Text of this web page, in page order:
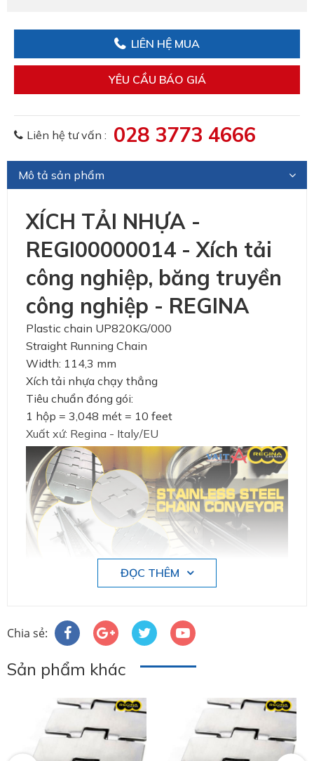
LIÊN HỆ MUA
YÊU CẦU BÁO GIÁ
Liên hệ tư vấn : 028 3773 4666
Mô tả sản phẩm
XÍCH TẢI NHỰA -
REGI00000014 - Xích tải
công nghiệp, băng truyền
công nghiệp - REGINA
Plastic chain UP820KG/000
Straight Running Chain
Width: 114,3 mm
Xích tải nhựa chạy thẳng
Tiêu chuẩn đóng gói:
1 hộp = 3,048 mét = 10 feet
Xuất xứ: Regina - Italy/EU
phụ kiện truyền động đi kèm như: Nhông, thanh
Việt Á hiện là đại diện ủy quyền hãng Regina -
CÔNG TY TNHH THƯƠNG MẠI - KỸ THUẬT
CÔNG NGHIỆP VIỆT Á
Hotline:
028.3773.4666
ĐỌC THÊM
Chia sẻ:
Sản phẩm khác